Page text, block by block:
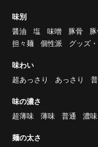
味別
醤油
塩 味噌 豚骨
担々麺
個性派 グッズ
味わい
超あっさり
あっさり
味の濃さ
超薄味
薄味 普通 濃味
麺の太さ